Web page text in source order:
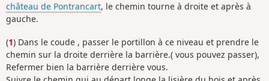
château de Pontrancart, le chemin tourne à droite et après à
gauche.
(1) Dans le coude , passer le portillon à ce niveau et prendre le
chemin sur la droite derrière la barrière.( vous pouvez passer),
Refermer bien la barrière derrière vous.